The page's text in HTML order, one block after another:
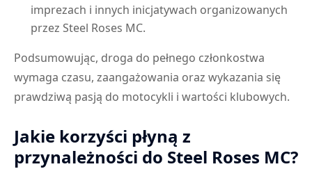
imprezach i innych inicjatywach organizowanych
przez Steel Roses MC.
Podsumowując, droga do pełnego członkostwa
wymaga czasu, zaangażowania oraz wykazania się
prawdziwą pasją do motocykli i wartości klubowych.
Jakie korzyści płyną z
przynależności do Steel Roses MC?